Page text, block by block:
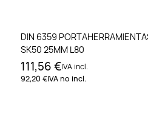
DIN 6359
SK50 25MM L80
111,56 €IVA incl.
92,20 €IVA no incl.